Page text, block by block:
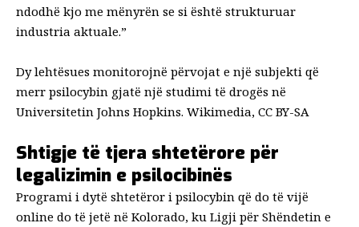
ndodhë kjo me mënyrën se si është strukturuar
industria aktuale.”
Dy lehtësues monitorojnë përvojat e një subjekti që
merr psilocybin gjatë një studimi të drogës në
Universitetin Johns Hopkins. Wikimedia, CC BY-SA
Shtigje të tjera shtetërore për
legalizimin e psilocibinës
Programi i dytë shtetëror i psilocybin që do të vijë
online do të jetë në Kolorado, ku Ligji për Shëndetin e